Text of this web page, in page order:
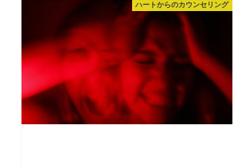
ハートからのカウンセリング